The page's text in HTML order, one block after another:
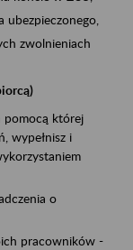
ubezpieczonego,
zwolnieniach
pomocą której
wypełnisz i
o
pracowników -